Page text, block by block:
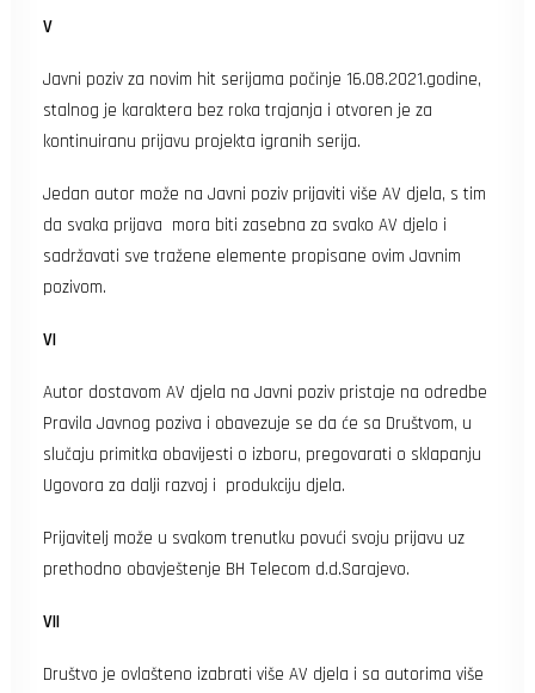
V
Javni poziv za novim hit serijama počinje 16.08.2021.godine,
stalnog je karaktera bez roka trajanja i otvoren je za
kontinuiranu prijavu projekta igranih serija.
Jedan autor može na Javni poziv prijaviti više AV djela, s tim
da svaka prijava mora biti zasebna za svako AV djelo i
sadržavati sve tražene elemente propisane ovim Javnim
pozivom.
VI
Autor dostavom AV djela na Javni poziv pristaje na odredbe
Pravila Javnog poziva i obavezuje se da će sa Društvom, u
slučaju primitka obavijesti o izboru, pregovarati o sklapanju
Ugovora za dalji razvoj i produkciju djela.
Prijavitelj može u svakom trenutku povući svoju prijavu uz
prethodno obavještenje BH Telecom d.d.Sarajevo.
VII
Društvo je ovlašteno izabrati više AV djela i sa autorima više